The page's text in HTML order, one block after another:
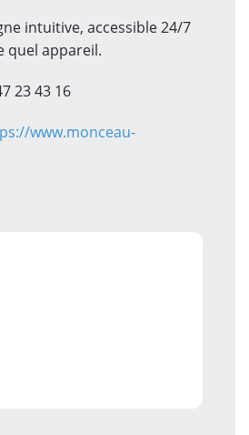
intuitive, accessible 24/7
quel appareil.
23 43 16
www.monceau-